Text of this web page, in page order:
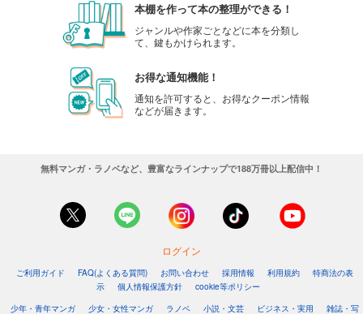
本棚を作って本の整理ができる！
ジャンルや作家ごとなどに本を分類し
て、鍵もかけられます。
お得な通知機能！
通知を許可すると、お得なクーポン情報
などが届きます。
無料マンガ・ラノベなど、豊富なラインナップで188万冊以上配信中！
ログイン
ご利用ガイド FAQ(よくある質問) お問い合わせ 採用情報 利用規約
特商法の表
示
個人情報保護方針
cookie等ポリシー
少年・青年マンガ
少女・女性マンガ ラノベ 小説・文芸 ビジネス・実用 雑誌・写